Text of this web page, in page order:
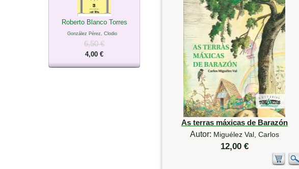
Roberto Blanco Torres
González Pérez, Clodio
6,50 €
4,00 €
As terras máxicas de Barazón
Autor: Miguélez Val, Carlos
12,00 €